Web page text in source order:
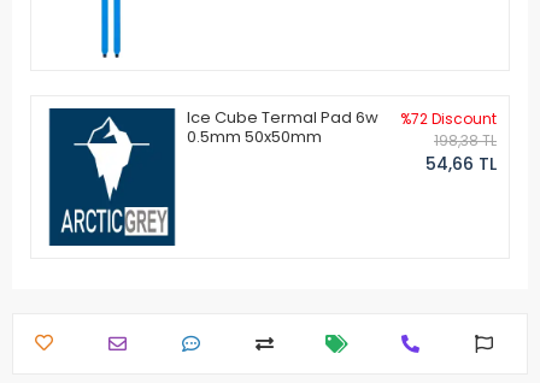
Ice Cube Termal Pad 6w
0.5mm 50x50mm
%72 Discount
198,38 TL
54,66 TL